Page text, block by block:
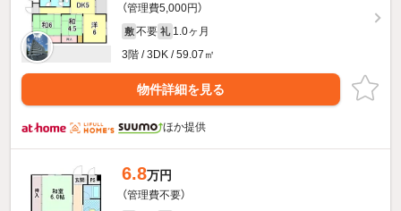
（管理費5,000円）
敷 不要 礼 1.0ヶ月
3階 / 3DK / 59.07㎡
物件詳細を見る
ほか提供
6.8万円
（管理費不要）